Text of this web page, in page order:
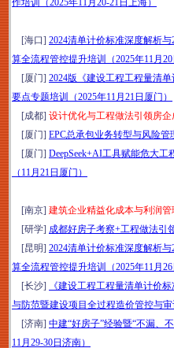
作培训（2025年11月20-21日上海）
[海口] 2024清单计价标准深度解析
算全流程管控提升培训（2025年11月
[厦门] 2024版《建设工程工程量清
要点专题培训（2025年11月21日厦门）
[成都] 设计优化与工程做法引领房
[厦门] EPC总承包业务转型与风险管
[厦门] DeepSeek+AI工具赋能危大
（11月21日厦门）
[南京] 建筑企业精益化成本与利润管
[研学] 成都好房子考察+工程做法引
[昆明] 2024清单计价标准深度解析
算全流程管控提升培训（2025年11月
[长沙]
《建设工程工程量清单计价
与防范暨建设项目全过程造价管控与
[济南] 中建“好房子”经验暨“不漏、
11月29-30日济南）